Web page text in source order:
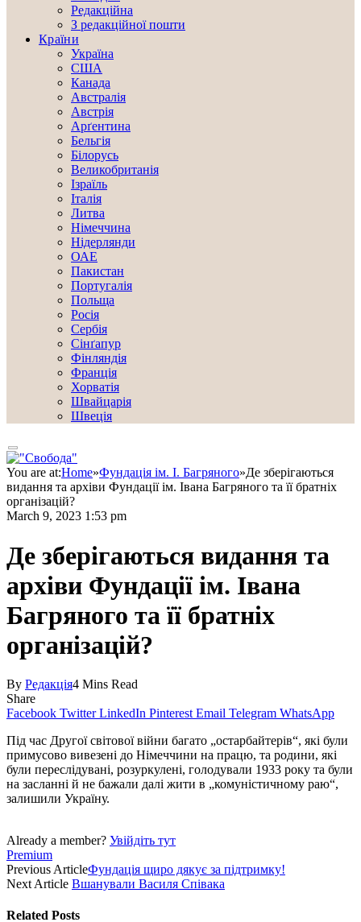
Редакційна
З редакційної пошти
Країни
Україна
США
Канада
Австралія
Австрія
Арґентина
Бельгія
Білорусь
Великобританія
Ізраїль
Італія
Литва
Німеччина
Нідерлянди
ОАЕ
Пакистан
Португалія
Польща
Росія
Сербія
Сінґапур
Фінляндія
Франція
Хорватія
Швайцарія
Швеція
You are at:Home»Фундація ім. І. Багряного»Де зберігаються
видання та архіви Фундації ім. Івана Багряного та її братніх
організацій?
March 9, 2023 1:53 pm
Де зберігаються видання та
архіви Фундації ім. Івана
Багряного та її братніх
організацій?
By Редакція4 Mins Read
Share
Facebook Twitter LinkedIn Pinterest Email Telegram WhatsApp
Під час Другої світової війни багато „остарбайтерів“, які були
примусово вивезені до Німеччини на працю, та родини, які
були переслідувані, розуркулені, голодували 1933 року та були
на засланні й не бажали далі жити в „комуністичному раю“,
залишили Україну.
Already a member? Увійдіть тут
Premium
Previous ArticleФундація щиро дякує за підтримку!
Next Article Вшанували Василя Співака
Related Posts